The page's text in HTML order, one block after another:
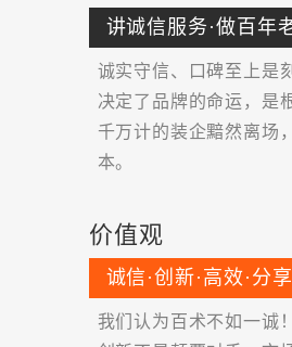
讲诚信服务·做百年
诚实守信、口碑至上是
决定了品牌的命运，是
千万计的装企黯然离场
本。
价值观
诚信·创新·高效·分享
我们认为百术不如一诚